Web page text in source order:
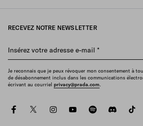
RECEVEZ NOTRE NEWSLETTER
Insérez votre adresse e-mail *
Je reconnais que je peux révoquer mon consentement à
de désabonnement inclus dans les communications
écrivant au courriel privacy@prada.com.
facebooktwitterinstagramyoutubespotify